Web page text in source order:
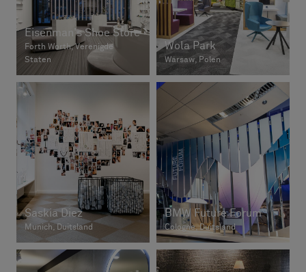
Eisenman's Shoe Store
Forth Worth, Verenigde
Staten
Wola Park
Warsaw, Polen
Saskia Diez
Munich, Duitsland
BMW Future Forum
Cologne, Duitsland